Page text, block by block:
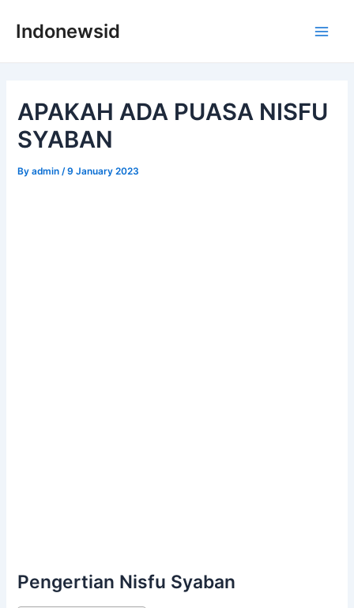
Indonewsid
APAKAH ADA PUASA NISFU
SYABAN
Byadmin /9 January 2023
Pengertian Nisfu Syaban